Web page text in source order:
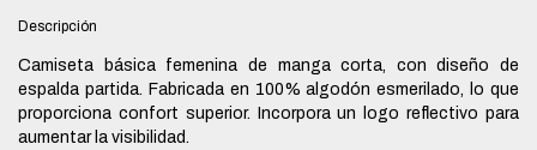
Descripción
Camiseta básica femenina de manga corta, con diseño de
espalda partida. Fabricada en 100% algodón esmerilado, lo que
proporciona confort superior. Incorpora un logo reflectivo para
aumentar la visibilidad.